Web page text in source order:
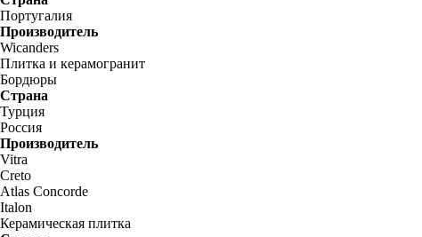
Португалия
Производитель
Wicanders
Плитка и керамогранит
Бордюры
Страна
Турция
Россия
Производитель
Vitra
Creto
Atlas Concorde
Italon
Керамическая плитка